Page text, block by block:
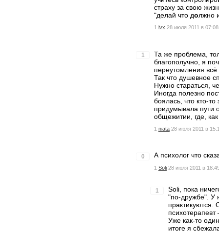
страху за свою
"делай что должно
1 lvx 28 июля 2011 в 07:08
1
Та же проблема,
благополучно, я
переутомления
Так что душевное
Нужно стараться,
Иногда полезно
боялась, что кто-
придумывала пути
общежитии, где,
1 niata 28 июля 2011 в
0 А психолог что
1 Soli 28 июля 2011 в
1
Soli, пока
"по-дружбе". У
практикуются.
Уже как-то
итоге я